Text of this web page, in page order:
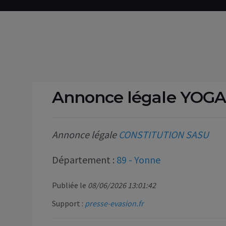
Annonce légale
Annonce légale CONSTITUTION SASU
Département : 89 - Yonne
Publiée le 08/06/2026 13:01:42
Support : presse-evasion.fr